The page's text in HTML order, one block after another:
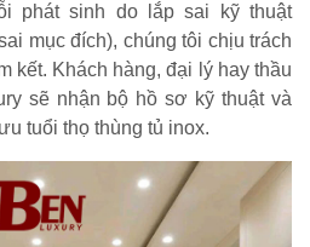
phát sinh do lắp sai kỹ thuật
mục đích), chúng tôi chịu trách
kết. Khách hàng, đại lý hay thầu
sẽ nhận bộ hồ sơ kỹ thuật và
tuổi thọ thùng tủ inox.